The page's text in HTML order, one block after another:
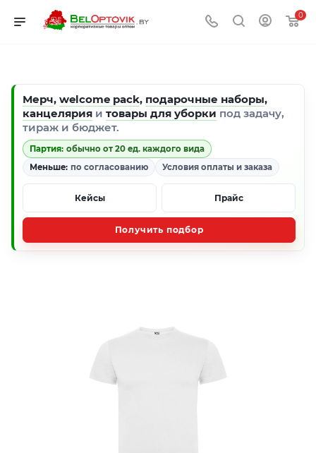
0
Мерч, welcome pack, подарочные наборы,
канцелярия и товары для уборки под задачу,
тираж и бюджет.
Партия: обычно от 20 ед. каждого вида
Меньше: по согласованию Условия оплаты и заказа
Кейсы Прайс
Получить подбор